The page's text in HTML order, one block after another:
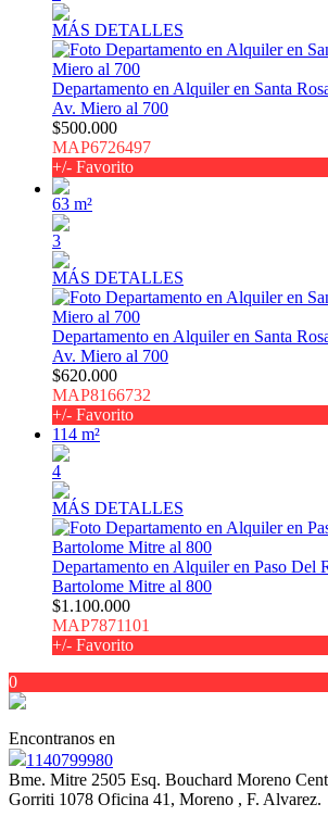
MÁS DETALLES
Departamento en Alquiler en Santa
Av. Miero al 700
$500.000
MAP6726497
+/- Favorito
63 m²
3
MÁS DETALLES
Departamento en Alquiler en Santa
Av. Miero al 700
$620.000
MAP8166732
+/- Favorito
114 m²
4
MÁS DETALLES
Departamento en Alquiler en Paso Del
Bartolome Mitre al 800
$1.100.000
MAP7871101
+/- Favorito
0
Encontranos en
1140799980
Bme. Mitre 2505 Esq. Bouchard Moreno
Gorriti 1078 Oficina 41, Moreno , F. Alvarez.